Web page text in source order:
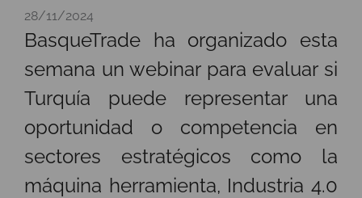
28/11/2024
BasqueTrade ha organizado esta
semana un webinar para evaluar si
Turquía puede representar una
oportunidad o competencia en
sectores estratégicos como la
máquina herramienta, Industria 4.0